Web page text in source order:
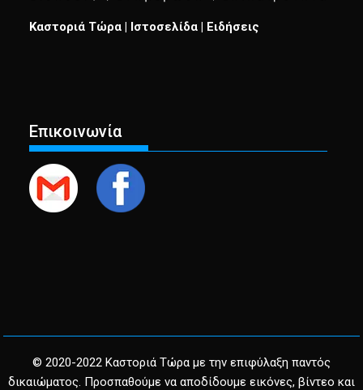
Καστοριά Τώρα | Ιστοσελίδα | Ειδήσεις
Επικοινωνία
© 2020-2022 Καστοριά Τώρα με την επιφύλαξη παντός
δικαιώματος. Προσπαθούμε να αποδίδουμε εικόνες, βίντεο και